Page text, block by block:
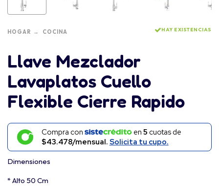
HOGAR COCINA HAY EXISTENCIAS
Llave Mezclador
Lavaplatos Cuello
Flexible Cierre Rapido
Compra con en5 cuotas de
$43.478/mensual. Solicita tu cupo.
Dimensiones
* Alto 50 Cm